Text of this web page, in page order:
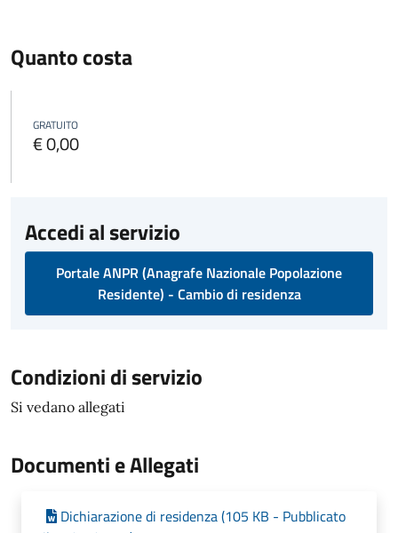
Quanto costa
GRATUITO
€ 0,00
Accedi al servizio
Portale ANPR (Anagrafe Nazionale Popolazione
Residente) - Cambio di residenza
Condizioni di servizio
Si vedano allegati
Documenti e Allegati
Dichiarazione di residenza (105 KB - Pubblicato